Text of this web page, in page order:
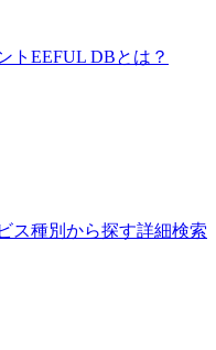
ト EEFUL DBとは？
ス種別から探す詳細検索